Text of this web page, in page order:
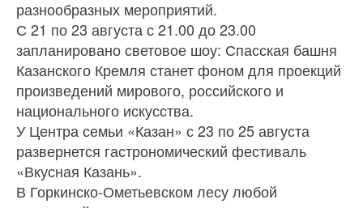
разнообразных мероприятий.
С 21 по 23 августа с 21.00 до 23.00
запланировано световое шоу: Спасская башня
Казанского Кремля станет фоном для проекций
произведений мирового, российского и
национального искусства.
У Центра семьи «Казан» с 23 по 25 августа
развернется гастрономический фестиваль
«Вкусная Казань».
В Горкинско-Ометьевском лесу любой